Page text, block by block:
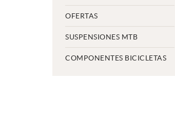
OFERTAS
SUSPENSIONES MTB
COMPONENTES BICICLETAS